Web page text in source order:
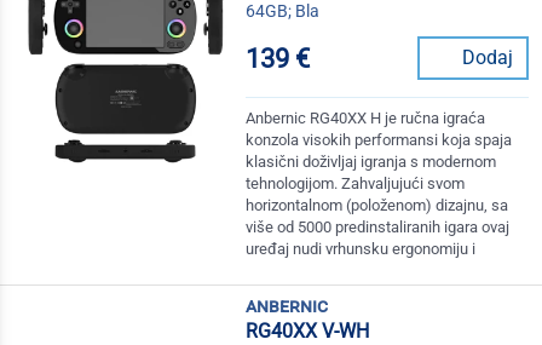
64GB; Bla
139 € Dodaj
Anbernic RG40XX H je ručna igraća
konzola visokih performansi koja spaja
klasični doživljaj igranja s modernom
tehnologijom. Zahvaljujući svom
horizontalnom (položenom) dizajnu, sa
više od 5000 predinstaliranih igara ovaj
uređaj nudi vrhunsku ergonomiju i
anbernic
RG40XX V-WH